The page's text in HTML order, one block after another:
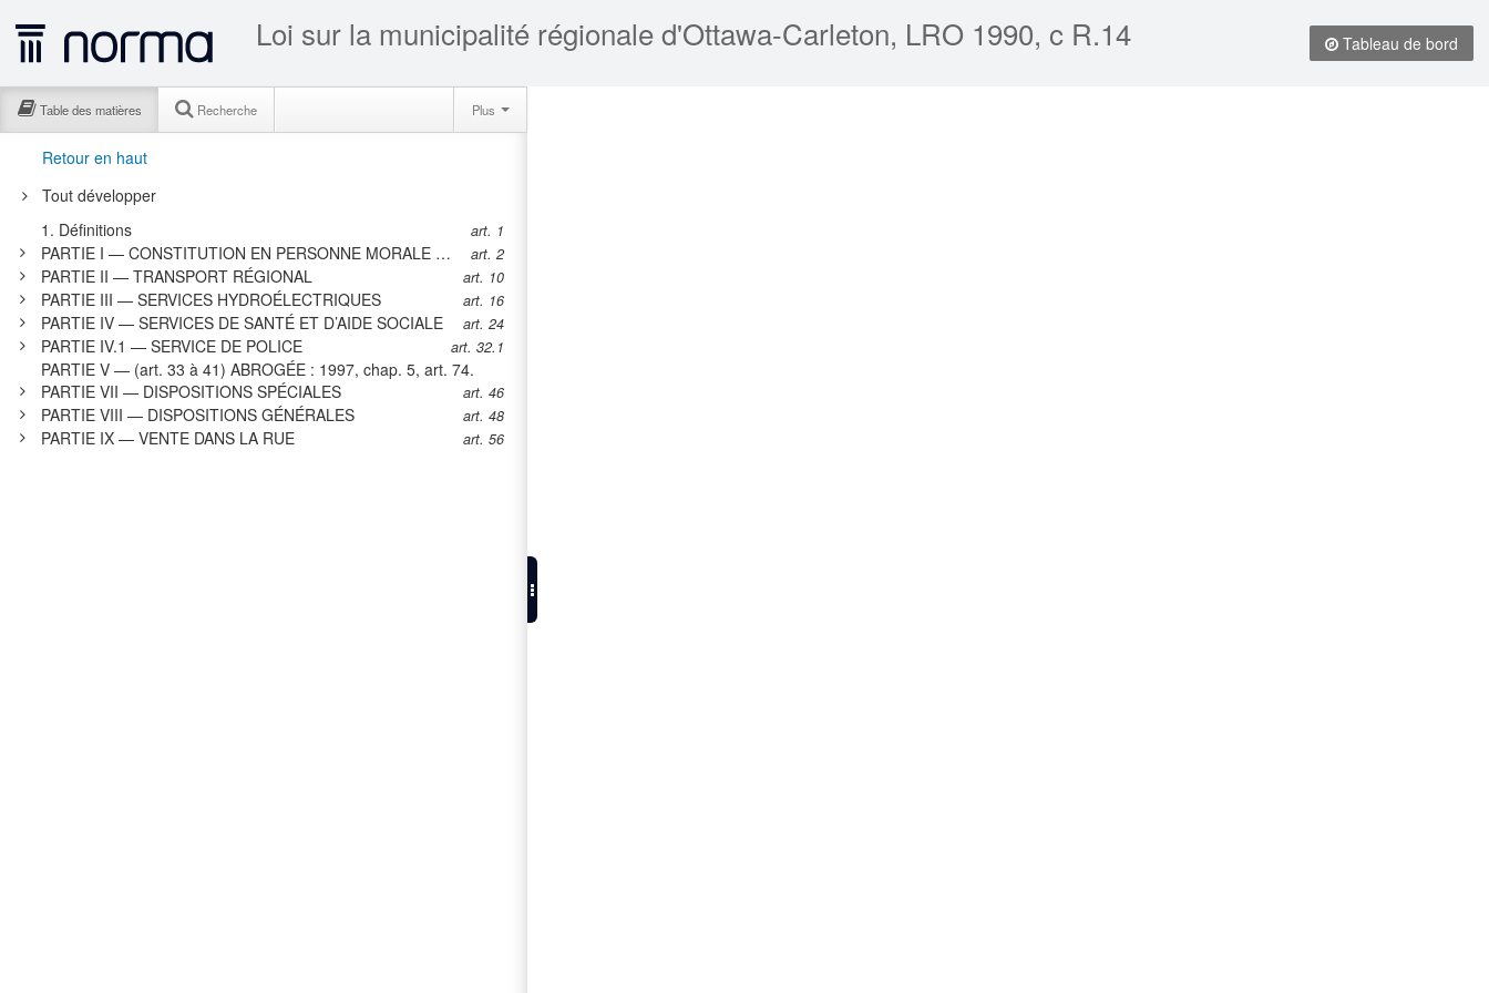
Tableau de bord
Loi sur la municipalité régionale d'Ottawa-Carleton, LRO 1990, c R.14
Table des matières Recherche Plus
Retour en haut
Tout développer
1. Définitions art. 1
PARTIE I — CONSTITUTION EN PERSONNE MORALE ET CONSEIL DU SECTEUR RÉGIONAL art. 2
PARTIE II — TRANSPORT RÉGIONAL art. 10
PARTIE III — SERVICES HYDROÉLECTRIQUES art. 16
PARTIE IV — SERVICES DE SANTÉ ET D’AIDE SOCIALE art. 24
PARTIE IV.1 — SERVICE DE POLICE art. 32.1
PARTIE V — (art. 33 à 41) ABROGÉE : 1997, chap. 5, art. 74.
PARTIE VII — DISPOSITIONS SPÉCIALES
art. 46
PARTIE VIII — DISPOSITIONS GÉNÉRALES art. 48
PARTIE IX — VENTE DANS LA RUE art. 56